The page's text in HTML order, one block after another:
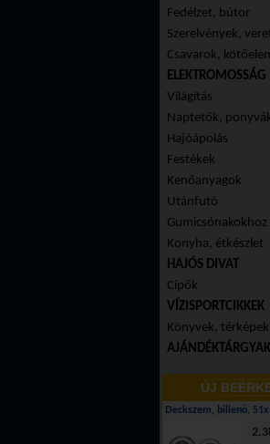
Fedélzet, bútor
Szerelvények,
Csavarok,
ELEKTROMOSSÁG
Világítás
Naptetők,
Hajóápolás
Festékek
Kenőanyagok
Utánfutó
Gumicsónakokhoz
Konyha, étkészlet
HAJÓS DIVAT
Cipők
VÍZISPORTCIKKEK
Könyvek,
AJÁNDÉKTÁRGYAK
ÚJ
Deckszem, billenő,